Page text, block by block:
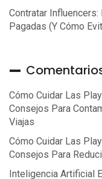
Contratar
Pagadas (y Cómo
Cómo Cuidar Las
Consejos Para
Viajas
Cómo Cuidar Las
Consejos Para
Inteligencia Artificial